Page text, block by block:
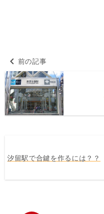
前の記事
汐留駅で合鍵を作るには？？